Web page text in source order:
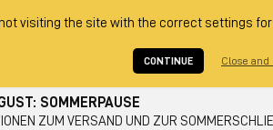
visiting the site with the correct settings
CONTINUE Close
SOMMERPAUSE
ZUM VERSAND UND ZUR